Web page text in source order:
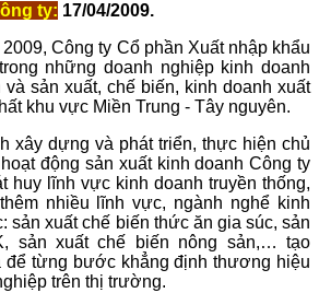
ty: 17/04/2009.
Công ty Cổ phần Xuất nhập khẩu
những doanh nghiệp kinh doanh
sản xuất, chế biến, kinh doanh xuất
khu vực Miền Trung - Tây nguyên.
dựng và phát triển, thực hiện chủ
động sản xuất kinh doanh Công ty
huy lĩnh vực kinh doanh truyền thống,
nhiều lĩnh vực, ngành nghể kinh
sản xuất chế biến thức ăn gia súc, sản
sản xuất chế biến nông sản,… tạo
để từng bước khẳng định thương hiệu
trên thị trường.